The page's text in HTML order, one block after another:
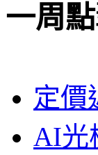
一周
定價
AI光